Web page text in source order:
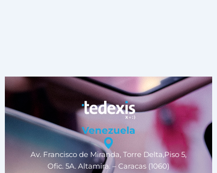
Venezuela
Av. Francisco de Miranda, Torre Delta,Piso 5,
Ofic. 5A. Altamira. – Caracas (1060)